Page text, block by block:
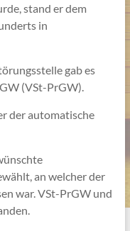
stand er dem
in
gab es
(VSt-PrGW).
der automatische
an welcher der
war. VSt-PrGW und